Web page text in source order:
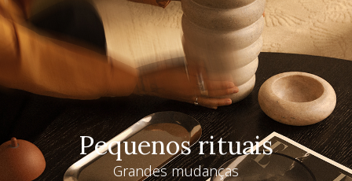
Pequenos rituais
Grandes mudanças